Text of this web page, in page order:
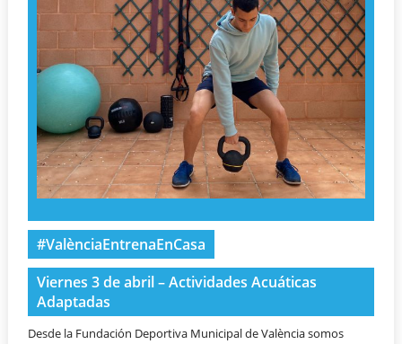
#ValènciaEntrenaEnCasa
Viernes 3 de abril – Actividades Acuáticas
Adaptadas
Desde la Fundación Deportiva Municipal de València somos